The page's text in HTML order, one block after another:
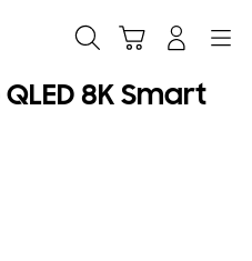
8K Smart